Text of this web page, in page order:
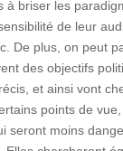
à briser les
de leur
De plus, on peut
des objectifs
et ainsi vont
points de
seront moins